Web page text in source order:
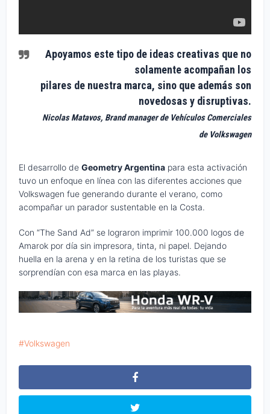
Apoyamos este tipo de ideas creativas que no
solamente acompañan los
pilares de nuestra marca, sino que además son
novedosas y disruptivas.
Nicolas Matavos, Brand manager de Vehículos Comerciales
de Volkswagen
El desarrollo deGeometry Argentina para esta activación
tuvo un enfoque en línea con las diferentes acciones que
Volkswagen fue generando durante el verano, como
acompañar un parador sustentable en la Costa.
Con “The Sand Ad” se lograron imprimir 100.000 logos de
Amarok por día sin impresora, tinta, ni papel. Dejando
huella en la arena y en la retina de los turistas que se
sorprendían con esa marca en las playas.
Volkswagen